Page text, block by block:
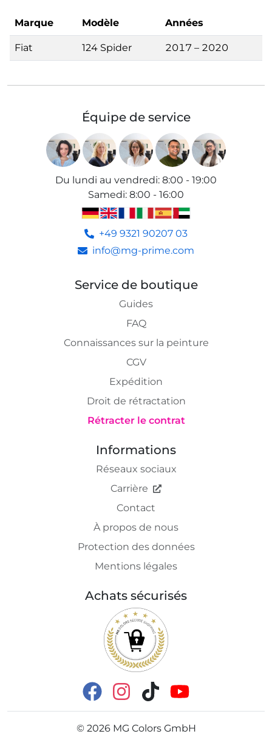
Marque Modèle Années
Fiat 124 Spider 2017 – 2020
Équipe de service
Du lundi au vendredi: 8:00 - 19:00
Samedi: 8:00 - 16:00
+49 9321 90207 03
info@mg-prime.com
Service de boutique
Guides
FAQ
Connaissances sur la peinture
CGV
Expédition
Droit de rétractation
Rétracter le contrat
Informations
Réseaux sociaux
Carrière
Contact
À propos de nous
Protection des données
Mentions légales
Achats sécurisés
© 2026 MG Colors GmbH